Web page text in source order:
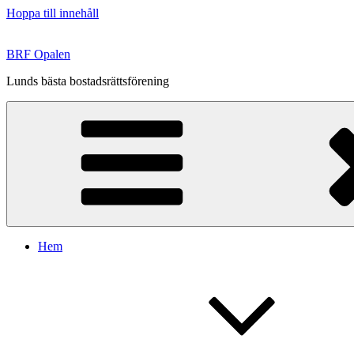
Hoppa till innehåll
BRF Opalen
Lunds bästa bostadsrättsförening
Hem